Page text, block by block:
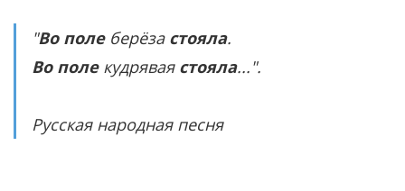
"Во полеберёза стояла.
Во полекудрявая стояла...".
Русская народная песня